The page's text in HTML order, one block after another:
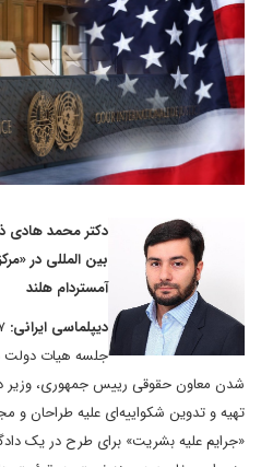
دکتر محمد هادی
بین المللی در
آمستردام هلند
دیپلماسی ایرانی:
شدن معاون حقوقی رییس جمهوری، وزیر
تهیه و تدوین شکواییه‌ای علیه طراحان و
«جرایم علیه بشریت» برای طرح در یک